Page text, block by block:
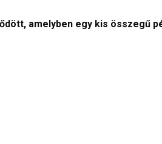
amelyben egy kis összegű